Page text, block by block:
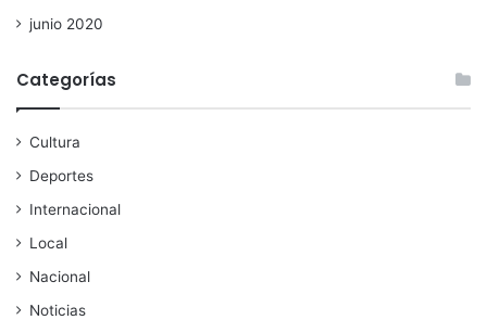
junio 2020
Categorías
Cultura
Deportes
Internacional
Local
Nacional
Noticias